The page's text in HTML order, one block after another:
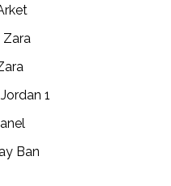
Zara
1
Ban